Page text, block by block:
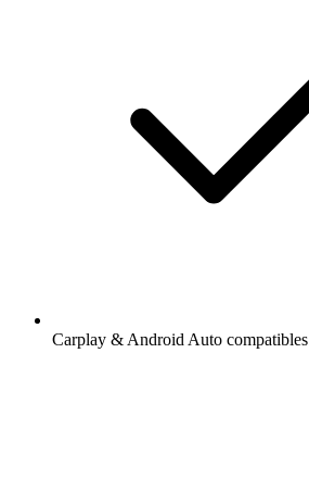
Carplay & Android Auto compatibles